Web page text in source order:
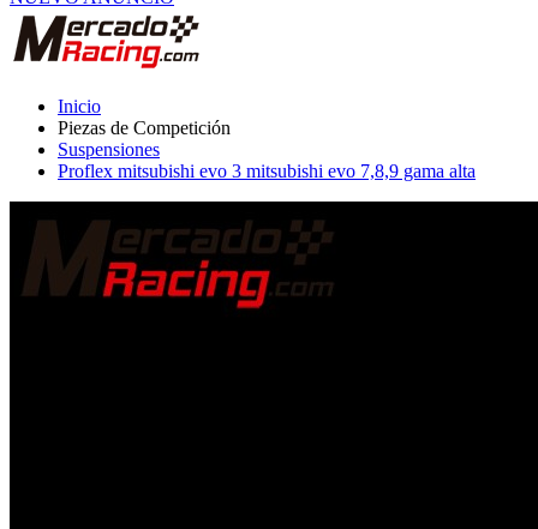
Piezas de Competición
Suspensiones
Proflex mitsubishi evo 3 mitsubishi evo 7,8,9 gama alta